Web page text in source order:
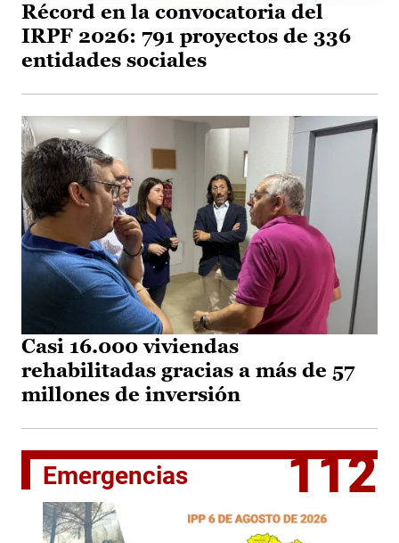
Récord en la convocatoria del
IRPF 2026: 791 proyectos de 336
entidades sociales
Casi 16.000 viviendas
rehabilitadas gracias a más de 57
millones de inversión
Emergencias 112